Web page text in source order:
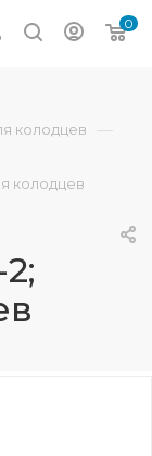
0
колодцев —
колодцев